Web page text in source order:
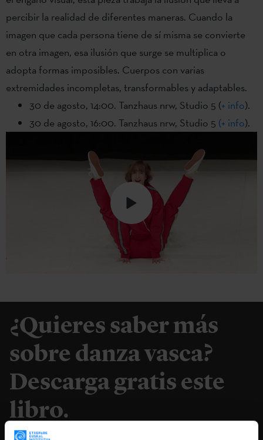
percibir la realidad de diferentes maneras. Cuando la
imagen que cada persona tiene de sí misma se convierte
en otra imagen, esa ilusión que surge se multiplica o
adopta formas imposibles. Cuerpos con varias
extremidades incompletas, transformables y adaptables.
30 de agosto, 14:00. Tanzhaus nrw, Studio 5 (+ info).
30 de agosto, 16:00. Tanzhaus nrw, Studio 5 (+ info).
¿Quieres saber más
sobre danza vasca?
Descarga gratis este
libro.